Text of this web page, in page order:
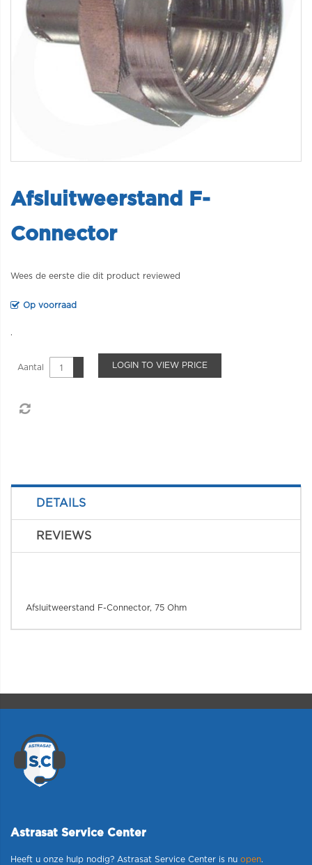
Afsluitweerstand F-
Connector
Wees de eerste die dit product reviewed
Op voorraad
.
Aantal LOGIN TO VIEW PRICE
DETAILS
REVIEWS
Afsluitweerstand F-Connector, 75 Ohm
Astrasat Service Center
Heeft u onze hulp nodig? Astrasat Service Center is nu open.